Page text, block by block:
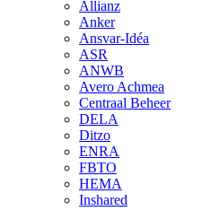
Allianz
Anker
Ansvar-Idéa
ASR
ANWB
Avero Achmea
Centraal Beheer
DELA
Ditzo
ENRA
FBTO
HEMA
Inshared